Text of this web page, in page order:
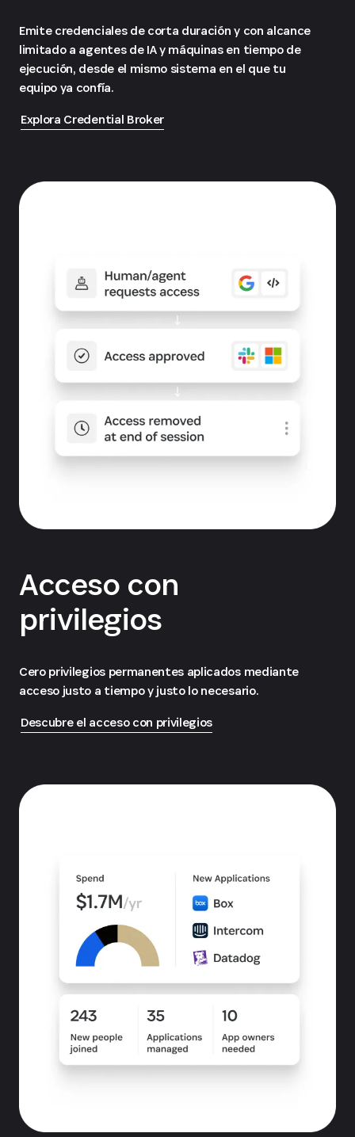
Emite credenciales de corta duración y con alcance
limitado a agentes de IA y máquinas en tiempo de
ejecución, desde el mismo sistema en el que tu
equipo ya confía.
Explora Credential Broker
Acceso con
privilegios
Cero privilegios permanentes aplicados mediante
acceso justo a tiempo y justo lo necesario.
Descubre el acceso con privilegios